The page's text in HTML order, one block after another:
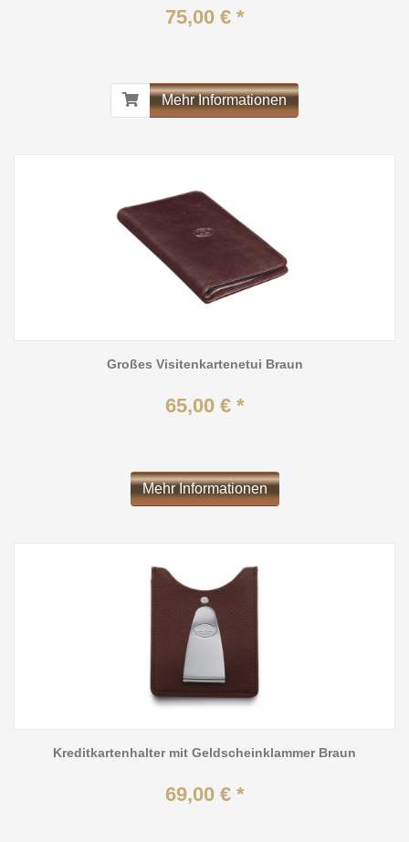
75,00 € *
Mehr Informationen
Großes Visitenkartenetui Braun
65,00 € *
Mehr Informationen
Kreditkartenhalter mit Geldscheinklammer Braun
69,00 € *